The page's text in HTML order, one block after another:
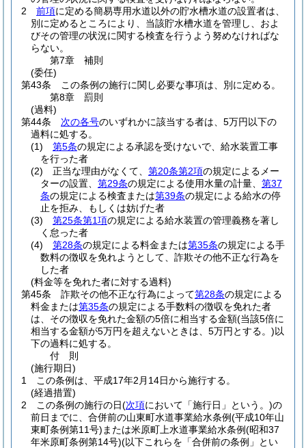
2
前項に定める簡易専用水道以外の貯水槽水道の設置者は、
別に定めるところにより、当該貯水槽水道を管理し、およ
びその管理の状況に関する検査を行うよう努めなければな
らない。
第7章
補則
(委任)
第43条
この条例の施行に関し必要な事項は、別に定める。
第8章
罰則
(過料)
第44条
次の各号のいずれかに該当する者は、5万円以下の
過料に処する。
(1)
第5条の規定による承認を受けないで、給水装置工事
を行った者
(2)
正当な理由がなくて、 第20条第2項の規定によるメー
ターの設置、 第29条の規定による使用水量の計量、 第37
条の規定による検査または第39条の規定による給水の停
止を拒み、もしくは妨げた者
(3)
第25条第1項の規定による給水装置の管理義務を著し
く怠った者
(4)
第28条の規定による料金または第35条の規定による手
数料の徴収を免れようとして、詐欺その他不正な行為を
した者
(料金等を免れた者に対する過料)
第45条
詐欺その他不正な行為によって第28条の規定による
料金または第35条の規定による手数料の徴収を免れた者
は、その徴収を免れた金額の5倍に相当する金額(当該5倍に
相当する金額が5万円を超えないときは、5万円とする。)以
下の過料に処する。
付 則
(施行期日)
1
この条例は、平成17年2月14日から施行する。
(経過措置)
2
この条例の施行の日(次項において「施行日」という。)の
前日までに、合併前の山東町水道事業給水条例(平成10年山
東町条例第11号) または米原町上水道事業給水条例(昭和37
年米原町条例第14号)(以下これらを「合併前の条例」とい